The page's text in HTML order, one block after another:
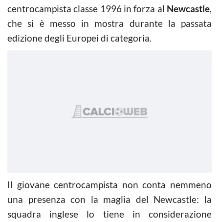
centrocampista classe 1996 in forza al Newcastle,
che si è messo in mostra durante la passata
edizione degli Europei di categoria.
Il giovane centrocampista non conta nemmeno
una presenza con la maglia del Newcastle: la
squadra inglese lo tiene in considerazione